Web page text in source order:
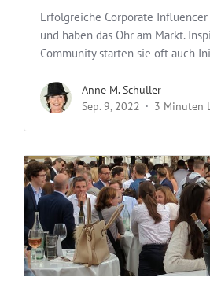
Erfolgreiche Corporate
und haben das Ohr am Markt.
Community starten sie oft auch
Anne M. Schüller
Sep. 9, 2022
3 Minuten